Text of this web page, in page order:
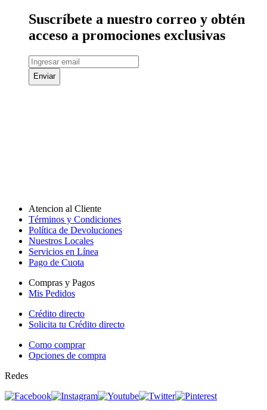
Suscríbete a nuestro correo y obtén
acceso a promociones exclusivas
Enviar
Atencion al Cliente
Términos y Condiciones
Política de Devoluciones
Nuestros Locales
Servicios en Línea
Pago de Cuota
Compras y Pagos
Mis Pedidos
Crédito directo
Solicita tu Crédito directo
Como comprar
Opciones de compra
Redes